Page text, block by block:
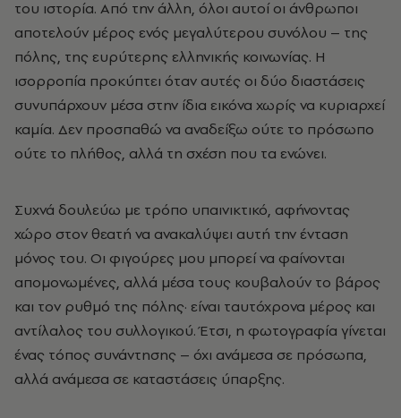
του ιστορία. Από την άλλη, όλοι αυτοί οι άνθρωποι
αποτελούν μέρος ενός μεγαλύτερου συνόλου – της
πόλης, της ευρύτερης ελληνικής κοινωνίας. Η
ισορροπία προκύπτει όταν αυτές οι δύο διαστάσεις
συνυπάρχουν μέσα στην ίδια εικόνα χωρίς να κυριαρχεί
καμία. Δεν προσπαθώ να αναδείξω ούτε το πρόσωπο
ούτε το πλήθος, αλλά τη σχέση που τα ενώνει.
Συχνά δουλεύω με τρόπο υπαινικτικό, αφήνοντας
χώρο στον θεατή να ανακαλύψει αυτή την ένταση
μόνος του. Οι φιγούρες μου μπορεί να φαίνονται
απομονωμένες, αλλά μέσα τους κουβαλούν το βάρος
και τον ρυθμό της πόλης· είναι ταυτόχρονα μέρος και
αντίλαλος του συλλογικού. Έτσι, η φωτογραφία γίνεται
ένας τόπος συνάντησης – όχι ανάμεσα σε πρόσωπα,
αλλά ανάμεσα σε καταστάσεις ύπαρξης.